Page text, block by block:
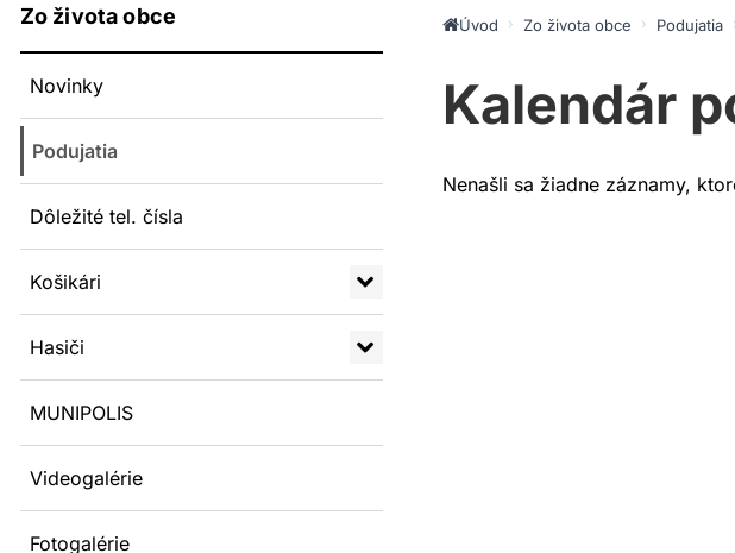
Zo života obce
Novinky
Podujatia
Dôležité tel. čísla
Košikári
Hasiči
MUNIPOLIS
Videogalérie
Fotogalérie
Úvod Zo života obce Podujatia
Kalendár
Nenašli sa žiadne záznamy,